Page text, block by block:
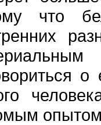
что
опытом